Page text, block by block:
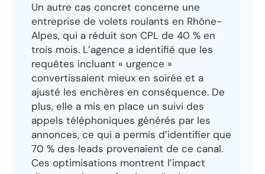
Un autre cas concret concerne une
entreprise de volets roulants en Rhône-
Alpes, qui a réduit son CPL de 40 % en
trois mois. L’agence a identifié que les
requêtes incluant « urgence »
convertissaient mieux en soirée et a
ajusté les enchères en conséquence. De
plus, elle a mis en place un suivi des
appels téléphoniques générés par les
annonces, ce qui a permis d’identifier que
70 % des leads provenaient de ce canal.
Ces optimisations montrent l’impact